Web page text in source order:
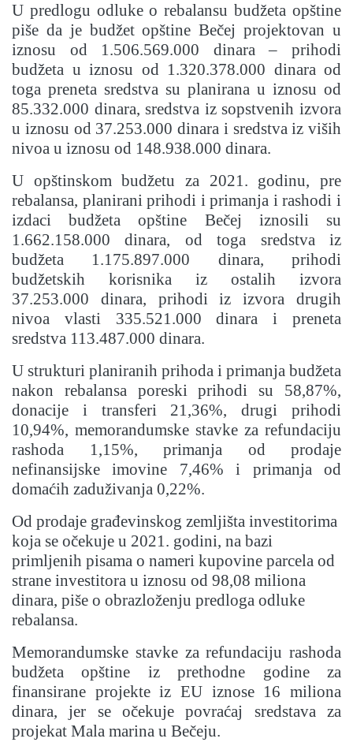
U predlogu odluke o rebalansu budžeta opštine
piše da je budžet opštine Bečej projektovan u
iznosu od 1.506.569.000 dinara – prihodi
budžeta u iznosu od 1.320.378.000 dinara od
toga preneta sredstva su planirana u iznosu od
85.332.000 dinara, sredstva iz sopstvenih izvora
u iznosu od 37.253.000 dinara i sredstva iz viših
nivoa u iznosu od 148.938.000 dinara.
U opštinskom budžetu za 2021. godinu, pre
rebalansa, planirani prihodi i primanja i rashodi i
izdaci budžeta opštine Bečej iznosili su
1.662.158.000 dinara, od toga sredstva iz
budžeta 1.175.897.000 dinara, prihodi
budžetskih korisnika iz ostalih izvora
37.253.000 dinara, prihodi iz izvora drugih
nivoa vlasti 335.521.000 dinara i preneta
sredstva 113.487.000 dinara.
U strukturi planiranih prihoda i primanja budžeta
nakon rebalansa poreski prihodi su 58,87%,
donacije i transferi 21,36%, drugi prihodi
10,94%, memorandumske stavke za refundaciju
rashoda 1,15%, primanja od prodaje
nefinansijske imovine 7,46% i primanja od
domaćih zaduživanja 0,22%.
Od prodaje građevinskog zemljišta investitorima
koja se očekuje u 2021. godini, na bazi
primljenih pisama o nameri kupovine parcela od
strane investitora u iznosu od 98,08 miliona
dinara, piše o obrazloženju predloga odluke
rebalansa.
Memorandumske stavke za refundaciju rashoda
budžeta opštine iz prethodne godine za
finansirane projekte iz EU iznose 16 miliona
dinara, jer se očekuje povraćaj sredstava za
projekat Mala marina u Bečeju.